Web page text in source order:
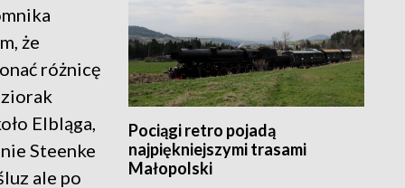
Pociągi retro pojadą
najpiękniejszymi trasami
Małopolski
że
różnicę
Elbląga,
Steenke
ale po